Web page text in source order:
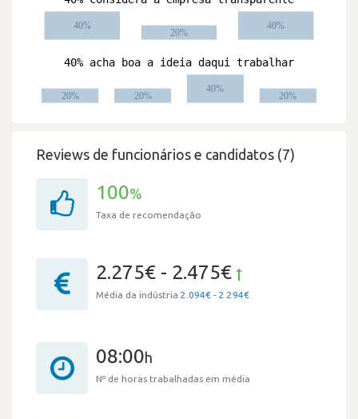
Reviews de funcionários e candidatos (7)
100%
Taxa de recomendação
2.275€ - 2.475€
Média da indústria 2.094€ - 2.294€
08:00h
Nº de horas trabalhadas em média